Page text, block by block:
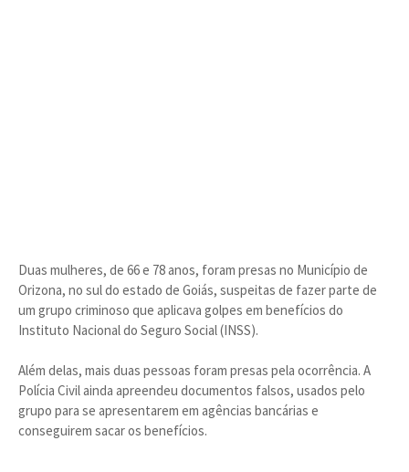
Duas mulheres, de 66 e 78 anos, foram presas no Município de
Orizona, no sul do estado de Goiás, suspeitas de fazer parte de
um grupo criminoso que aplicava golpes em benefícios do
Instituto Nacional do Seguro Social (INSS).
Além delas, mais duas pessoas foram presas pela ocorrência. A
Polícia Civil ainda apreendeu documentos falsos, usados pelo
grupo para se apresentarem em agências bancárias e
conseguirem sacar os benefícios.